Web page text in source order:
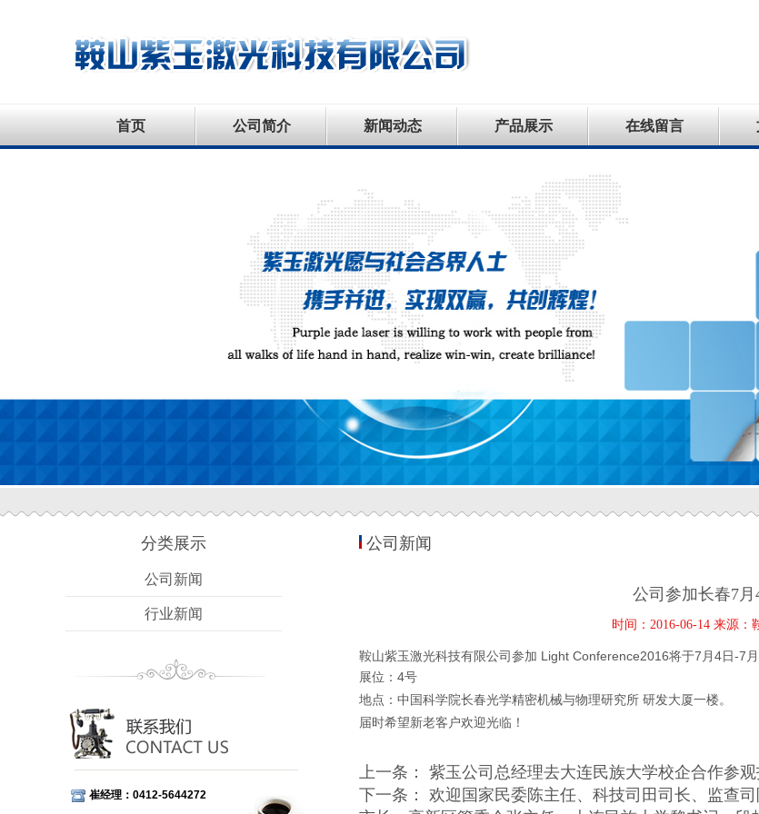
首页 公司简介 新闻动态 产品展示 在线留言
分类展示
公司新闻
行业新闻
崔经理：0412-5644272
公司新闻
公司参加长春7月
时间：2016-06-14 来源：
鞍山紫玉激光科技有限公司参加 Light Conference2016将于7月4日-7
展位：4号
地点：中国科学院长春光学精密机械与物理研究所 研发大厦一楼。
届时希望新老客户欢迎光临！
上一条： 紫玉公司总经理去大连民族大学校企合作参观
下一条： 欢迎国家民委陈主任、科技司田司长、监查